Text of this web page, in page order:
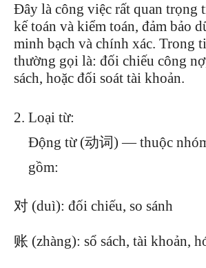
Đây là công việc rất quan trọng
kế toán và kiểm toán, đảm bảo
minh bạch và chính xác. Trong
thường gọi là: đối chiếu công
sách, hoặc đối soát tài khoản.
Loại từ:
Động từ (动词) — thuộc
gồm:
对 (duì): đối chiếu, so sánh
账 (zhàng): sổ sách, tài khoản,